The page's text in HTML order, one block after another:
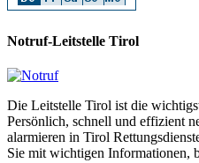
Notruf-Leitstelle Tirol
Die Leitstelle Tirol ist die
Persönlich, schnell und effizient
alarmieren in Tirol
Sie mit wichtigen Informationen,